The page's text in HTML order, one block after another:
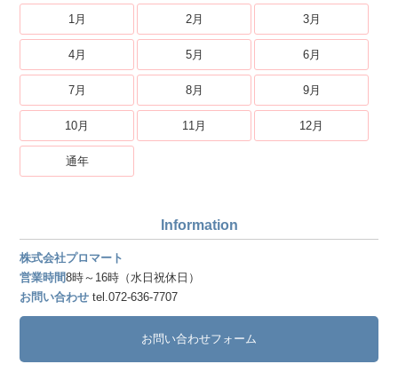
1月 2月 3月
4月 5月 6月
7月 8月 9月
10月 11月 12月
通年
Information
株式会社プロマート
営業時間8時～16時（水日祝休日）
お問い合わせ tel.072-636-7707
お問い合わせフォーム